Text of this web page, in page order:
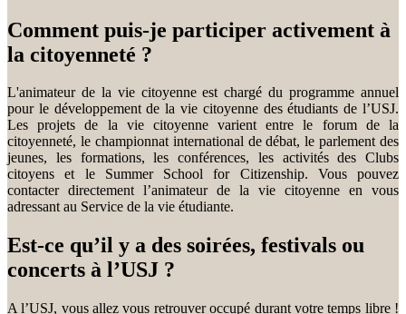
Comment puis-je participer activement à
la citoyenneté ?
L'animateur de la vie citoyenne est chargé du programme annuel
pour le développement de la vie citoyenne des étudiants de l’USJ.
Les projets de la vie citoyenne varient entre le forum de la
citoyenneté, le championnat international de débat, le parlement des
jeunes, les formations, les conférences, les activités des Clubs
citoyens et le Summer School for Citizenship. Vous pouvez
contacter directement l’animateur de la vie citoyenne en vous
adressant au Service de la vie étudiante.
Est-ce qu’il y a des soirées, festivals ou
concerts à l’USJ ?
A l’USJ, vous allez vous retrouver occupé durant votre temps libre !